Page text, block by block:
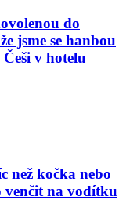
do
jsme se hanbou
v hotelu
než kočka nebo
venčit na vodítku